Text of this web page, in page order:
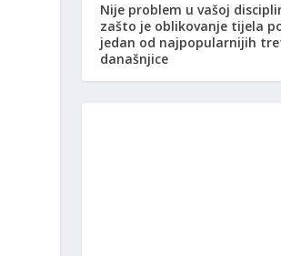
Nije problem u vašoj
zašto je oblikovanje tijela
jedan od najpopularnijih
današnjice